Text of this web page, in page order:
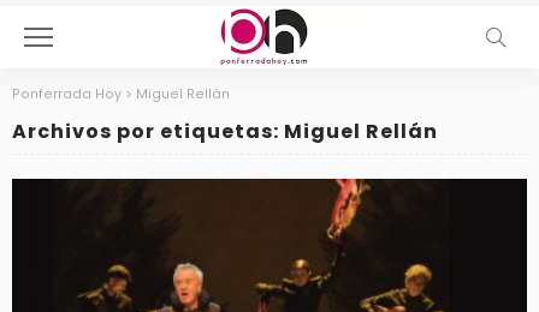
Ponferrada Hoy > Miguel Rellán
Archivos por etiquetas: Miguel Rellán